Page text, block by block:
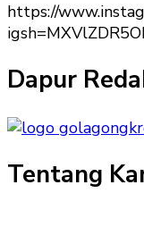
https://
Dapur
Tentang